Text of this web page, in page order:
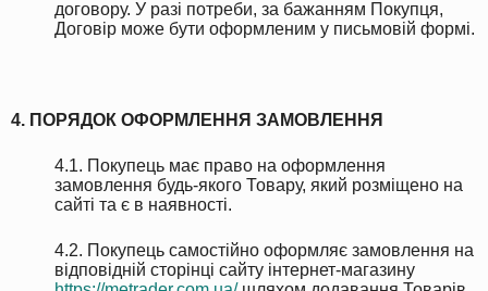
договору. У разі потреби, за бажанням Покупця,
Договір може бути оформленим у письмовій формі.
4. ПОРЯДОК ОФОРМЛЕННЯ ЗАМОВЛЕННЯ
4.1. Покупець має право на оформлення
замовлення будь-якого Товару, який розміщено на
сайті та є в наявності.
4.2. Покупець самостійно оформляє замовлення на
відповідній сторінці сайту інтернет-магазину